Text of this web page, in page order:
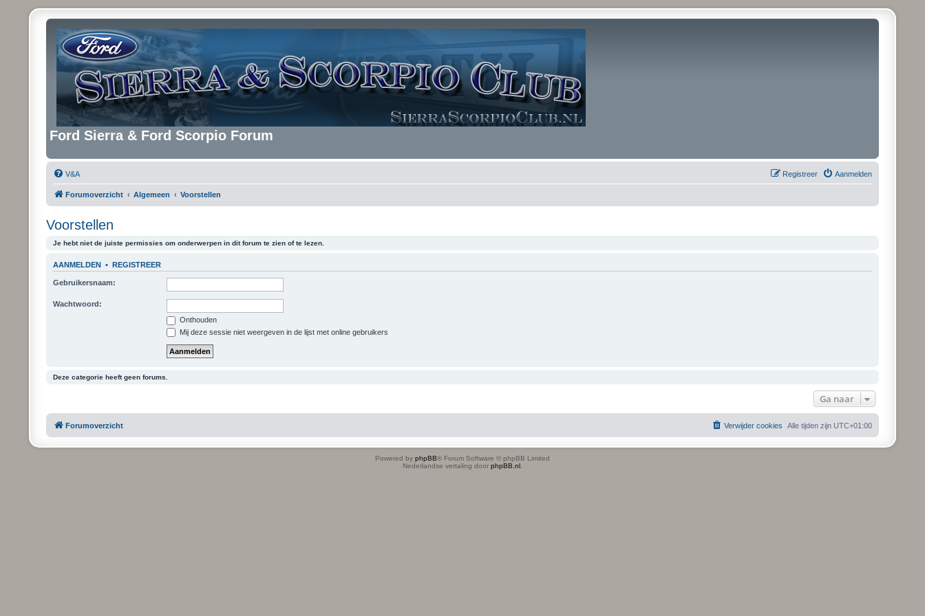
Ford Sierra & Ford Scorpio Forum
V&A Aanmelden
Registreer
Forumoverzicht Algemeen Voorstellen
Voorstellen
Je hebt niet de juiste permissies om onderwerpen in dit forum te zien of te lezen.
AANMELDEN •REGISTREER
Gebruikersnaam:
Wachtwoord:
Onthouden
Mij deze sessie niet weergeven in de lijst met online gebruikers
Deze categorie heeft geen forums.
Ga naar
Forumoverzicht Alle tijden zijn UTC+01:00
Verwijder cookies
Powered by phpBB® Forum Software © phpBB Limited
Nederlandse vertaling door phpBB.nl.